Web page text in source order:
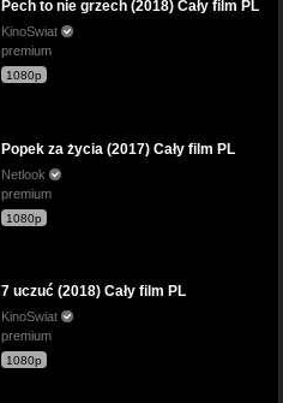
Pech to nie grzech (2018) Cały film PL
KinoSwiat
premium
1080p
Popek za życia (2017) Cały film PL
Netlook
premium
1080p
7 uczuć (2018) Cały film PL
KinoSwiat
premium
1080p